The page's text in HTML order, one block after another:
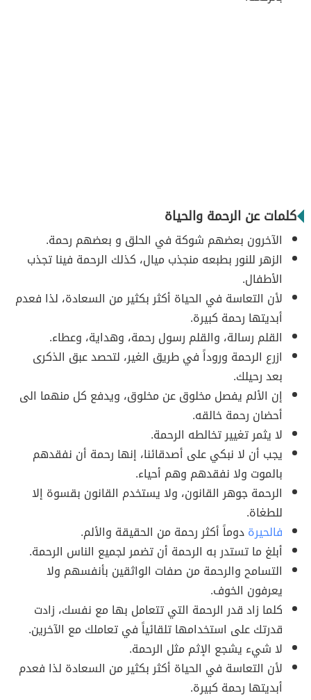
كلمات عن الرحمة والحياة
الآخرون بعضهم شوكة في الحلق و بعضهم رحمة.
الزهر للنور بطبعه منجذب ميال، كذلك الرحمة فينا تجذب
الأطفال.
لأن التعاسة في الحياة أكثر بكثير من السعادة، لذا فعدم
أبديتها رحمة كبيرة.
القلم رسالة، والقلم رسول رحمة، وهداية، وعطاء.
ازرع الرحمة وروداً في طريق الغير، لتحصد عبق الذكرى
بعد رحيلك.
إن الألم يفصل مخلوق عن مخلوق، ويدفع كل منهما الى
أحضان رحمة خالقه.
لا يثمر تغيير تخالطه الرحمة.
يجب أن لا نبكي على أصدقائنا، إنها رحمة أن نفقدهم
بالموت ولا نفقدهم وهم أحياء.
الرحمة جوهر القانون، ولا يستخدم القانون بقسوة إلا
للطغاة.
فالحيرةدوماً أكثر رحمة من الحقيقة والألم.
أبلغ ما تستدر به الرحمة أن تضمر لجميع الناس الرحمة.
التسامح والرحمة من صفات الواثقين بأنفسهم ولا
يعرفون الخوف.
كلما زاد قدر الرحمة التي تتعامل بها مع نفسك، زادت
قدرتك على استخدامها تلقائياً في تعاملك مع الآخرين.
لا شيء يشجع الإثم مثل الرحمة.
لأن التعاسة في الحياة أكثر بكثير من السعادة لذا فعدم
أبديتها رحمة كبيرة.